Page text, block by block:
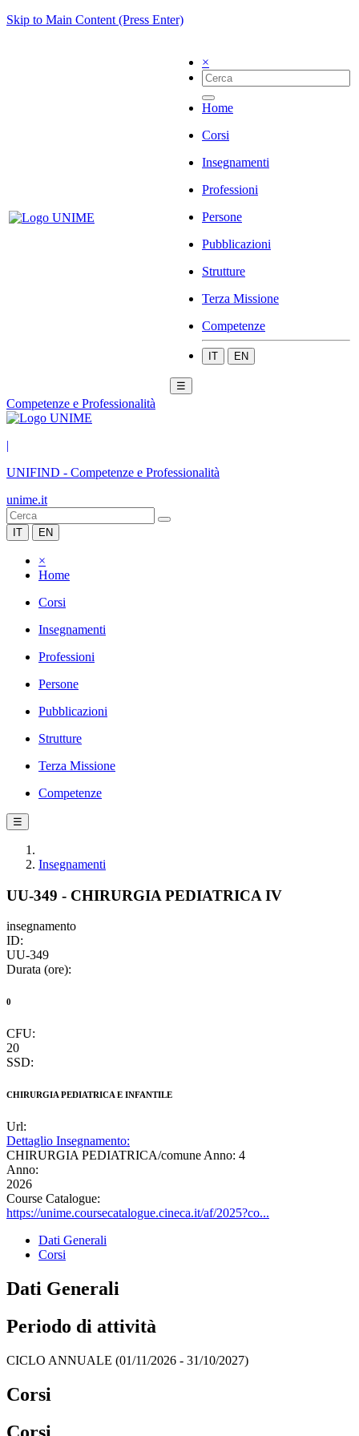
Skip to Main Content (Press Enter)
×
Home
Corsi
Insegnamenti
Professioni
Persone
Pubblicazioni
Strutture
Terza Missione
Competenze
IT EN
☰
Competenze e Professionalità
|
UNIFIND - Competenze e Professionalità
unime.it
IT EN
×
Home
Corsi
Insegnamenti
Professioni
Persone
Pubblicazioni
Strutture
Terza Missione
Competenze
☰
Insegnamenti
UU-349 - CHIRURGIA PEDIATRICA IV
insegnamento
ID:
UU-349
Durata (ore):
0
CFU:
20
SSD:
CHIRURGIA PEDIATRICA E INFANTILE
Url:
Dettaglio Insegnamento:
CHIRURGIA PEDIATRICA/comune Anno: 4
Anno:
2026
Course Catalogue:
https://unime.coursecatalogue.cineca.it/af/2025?co...
Dati Generali
Corsi
Dati Generali
Periodo di attività
CICLO ANNUALE (01/11/2026 - 31/10/2027)
Corsi